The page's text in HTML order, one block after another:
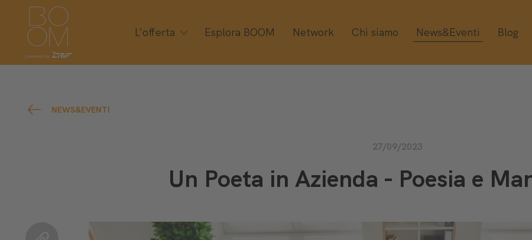
L'offerta Esplora BOOM Network Chi siamo News&Eventi Blog
NEWS&EVENTI
27/09/2023
Un Poeta in Azienda - Poesia e